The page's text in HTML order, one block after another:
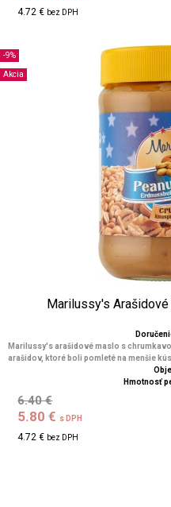
4.72 € bez DPH
-9%
Akcia
Marilussy's
Marilussy's arašidové maslo s
arašidov, ktoré boli pomleté na menšie
Hmotnosť
6.40 €
5.80 € s DPH
4.72 € bez DPH